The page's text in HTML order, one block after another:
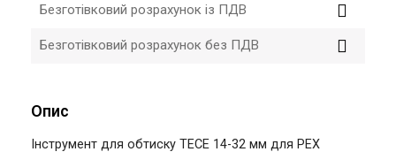
Безготівковий розрахунок із ПДВ
Безготівковий розрахунок без ПДВ
Опис
Інструмент для обтиску TECE 14-32 мм для PEX